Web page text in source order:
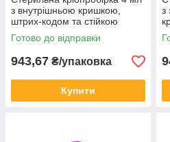
з внутрішньою кришкою,
штрих-кодом та стійкою
базою (50 шт/уп)
Готово до відправки
943,67 ₴/упаковка
Купити
з